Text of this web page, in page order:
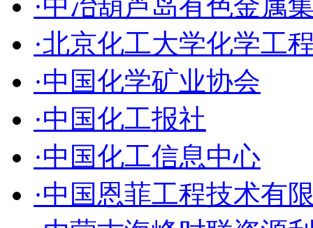
·北京化工大学化学工
·中国化学矿业协会
·中国化工报社
·中国化工信息中心
·中国恩菲工程技术有